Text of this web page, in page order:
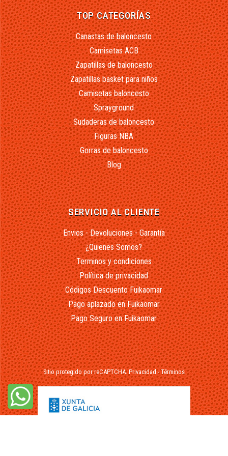
TOP CATEGORÍAS
Canastas de baloncesto
Camisetas ACB
Zapatillas de baloncesto
Zapatillas basket para niños
Camisetas baloncesto
Sprayground
Sudaderas de baloncesto
Figuras NBA
Gorras de baloncesto
Blog
SERVICIO AL CLIENTE
Envios - Devoluciones - Garantía
¿Quienes Somos?
Terminos y condiciones
Política de privacidad
Códigos Descuento Fuikaomar
Pago aplazado en Fuikaomar
Pago Seguro en Fuikaomar
Sitio protegido por reCAPTCHA.Privacidad-Términos